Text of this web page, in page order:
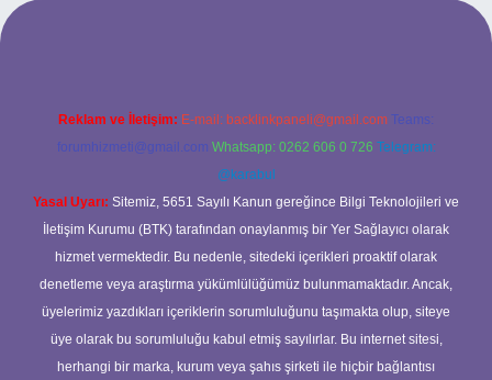
Reklam ve İletişim: E-mail: backlinkpaneli@gmail.com Teams:
forumhizmeti@gmail.com Whatsapp: 0262 606 0 726 Telegram:
@karabul
Yasal Uyarı: Sitemiz, 5651 Sayılı Kanun gereğince Bilgi Teknolojileri ve
İletişim Kurumu (BTK) tarafından onaylanmış bir Yer Sağlayıcı olarak
hizmet vermektedir. Bu nedenle, sitedeki içerikleri proaktif olarak
denetleme veya araştırma yükümlülüğümüz bulunmamaktadır. Ancak,
üyelerimiz yazdıkları içeriklerin sorumluluğunu taşımakta olup, siteye
üye olarak bu sorumluluğu kabul etmiş sayılırlar. Bu internet sitesi,
herhangi bir marka, kurum veya şahıs şirketi ile hiçbir bağlantısı